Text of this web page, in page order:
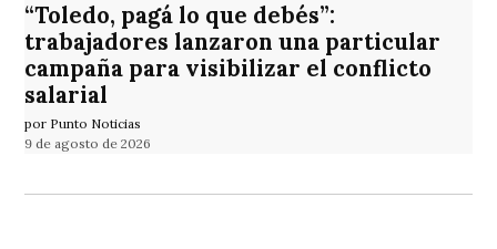
“Toledo, pagá lo que debés”:
trabajadores lanzaron una particular
campaña para visibilizar el conflicto
salarial
por Punto Noticias
9 de agosto de 2026